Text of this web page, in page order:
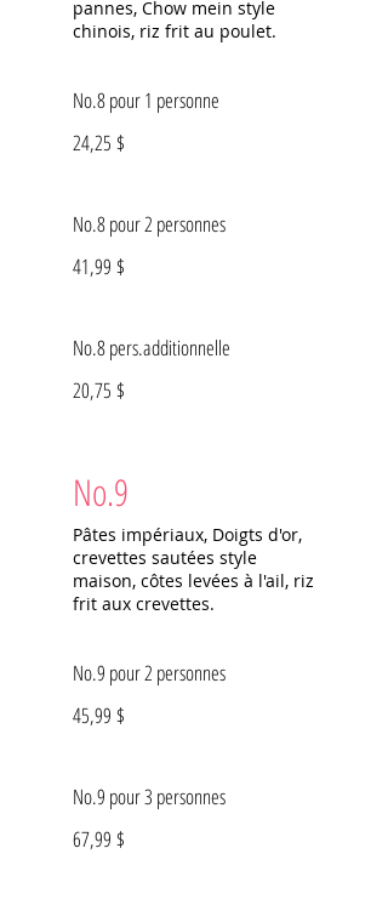
pannes, Chow mein style
chinois, riz frit au poulet.
No.8 pour 1 personne
24,25 $
No.8 pour 2 personnes
41,99 $
No.8 pers.additionnelle
20,75 $
No.9
Pâtes impériaux, Doigts d'or,
crevettes sautées style
maison, côtes levées à l'ail, riz
frit aux crevettes.
No.9 pour 2 personnes
45,99 $
No.9 pour 3 personnes
67,99 $